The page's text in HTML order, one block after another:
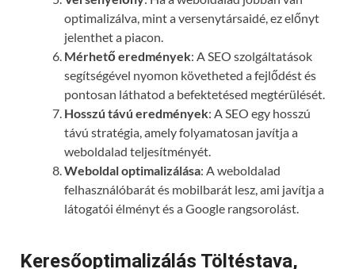
optimalizálva, mint a versenytársaidé, ez előnyt
jelenthet a piacon.
Mérhető eredmények: A SEO szolgáltatások
segítségével nyomon követheted a fejlődést és
pontosan láthatod a befektetésed megtérülését.
Hosszú távú eredmények: A SEO egy hosszú
távú stratégia, amely folyamatosan javítja a
weboldalad teljesítményét.
Weboldal optimalizálása: A weboldalad
felhasználóbarát és mobilbarát lesz, ami javítja a
látogatói élményt és a Google rangsorolást.
Keresőoptimalizálás Töltéstava,